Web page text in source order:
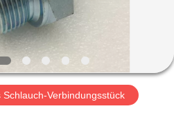
Verbindungsstück